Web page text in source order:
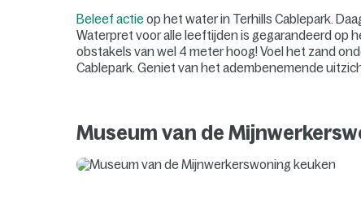
Beleef actieop het water in Terhills Cablepark.
Waterpret voor alle leeftijden is gegarandeerd op
obstakels van wel 4 meter hoog! Voel het zand
Cablepark. Geniet van het adembenemende
Museum van de